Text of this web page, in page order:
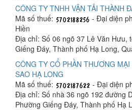
CÔNG TY TNHH VẬN TẢI THÀNH
Mã số thuế:
- Đại diện
Hiền
Địa chỉ: Số 06 ngõ 37 Lê Văn Hưu,
Giếng Đáy, Thành phố Hạ Long,
CÔNG TY CỔ PHẦN THƯƠNG MẠI
SAO HẠ LONG
Mã số thuế:
- Đại diện
Địa chỉ: Số nhà 36 ngõ 192 đường
Phường Giếng Đáy, Thành phố Hạ